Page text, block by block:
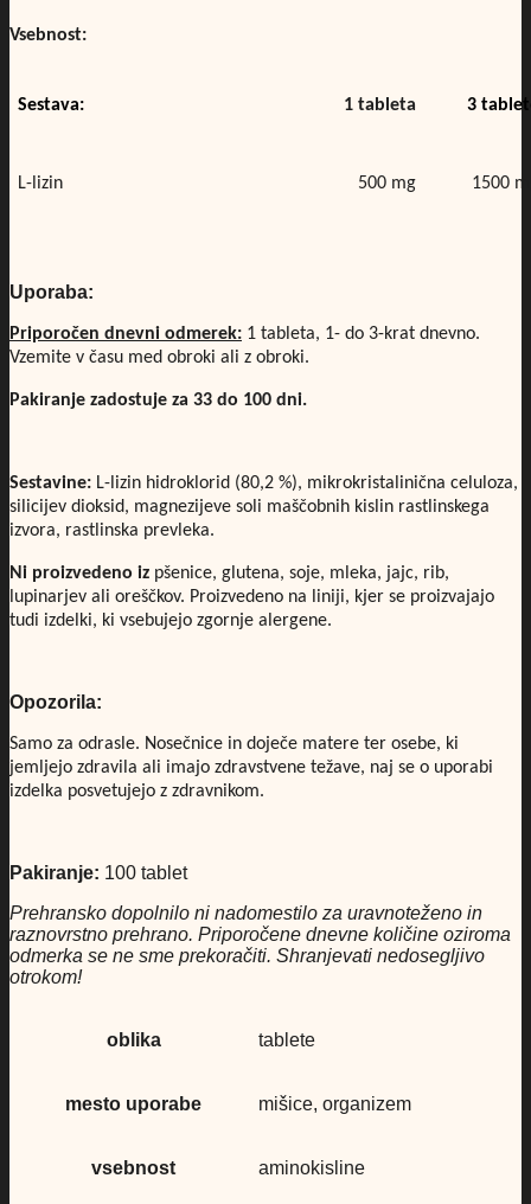
Vsebnost:
Sestava: 1 tableta 3
L-lizin 500 mg 1500
Uporaba:
Priporočen dnevni odmerek: 1 tableta, 1- do 3-krat dnevno.
Vzemite v času med obroki ali z obroki.
Pakiranje zadostuje za 33 do 100 dni.
Sestavine: L-lizin hidroklorid (80,2 %), mikrokristalinična celuloza,
silicijev dioksid, magnezijeve soli maščobnih kislin rastlinskega
izvora, rastlinska prevleka.
Ni proizvedeno iz pšenice, glutena, soje, mleka, jajc, rib,
lupinarjev ali oreščkov. Proizvedeno na liniji, kjer se proizvajajo
tudi izdelki, ki vsebujejo zgornje alergene.
Opozorila:
Samo za odrasle. Nosečnice in doječe matere ter osebe, ki
jemljejo zdravila ali imajo zdravstvene težave, naj se o uporabi
izdelka posvetujejo z zdravnikom.
Pakiranje: 100 tablet
Prehransko dopolnilo ni nadomestilo za uravnoteženo in
raznovrstno prehrano. Priporočene dnevne količine oziroma
odmerka se ne sme prekoračiti. Shranjevati nedosegljivo
otrokom!
oblika tablete
mesto uporabe mišice, organizem
vsebnost aminokisline